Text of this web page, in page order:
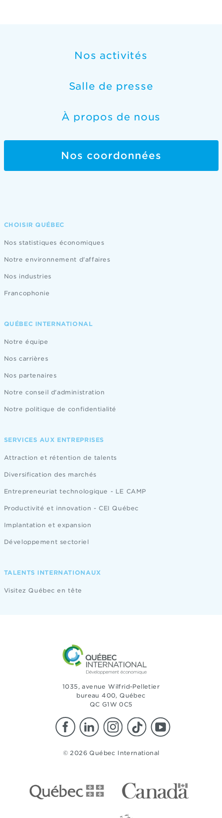
Nos activités
Salle de presse
À propos de nous
Nos coordonnées
CHOISIR QUÉBEC
Nos statistiques économiques
Notre environnement d'affaires
Nos industries
Francophonie
QUÉBEC INTERNATIONAL
Notre équipe
Nos carrières
Nos partenaires
Notre conseil d'administration
Notre politique de confidentialité
SERVICES AUX ENTREPRISES
Attraction et rétention de talents
Diversification des marchés
Entrepreneuriat technologique - LE CAMP
Productivité et innovation - CEI Québec
Implantation et expansion
Développement sectoriel
TALENTS INTERNATIONAUX
Visitez Québec en tête
1035, avenue Wilfrid-Pelletier
bureau 400, Québec
QC G1W 0C5
© 2026 Québec International